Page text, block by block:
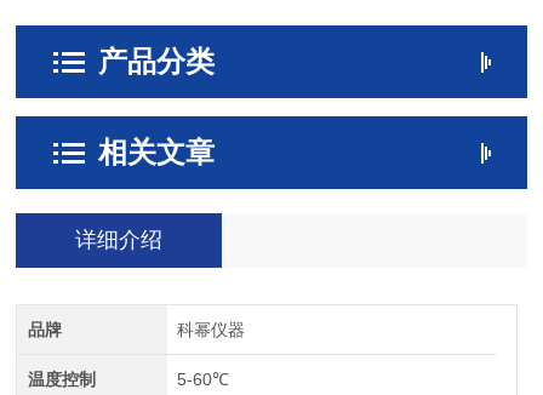
产品分类
相关文章
详细介绍
品牌 科幂仪器
温度控制 5-60℃